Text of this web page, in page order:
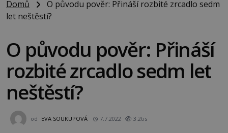
Domů
O původu pověr: Přináší rozbité zrcadlo sedm
let neštěstí?
O původu pověr: Přináší
rozbité zrcadlo sedm let
neštěstí?
od EVA SOUKUPOVÁ 7.7.2022 3.2tis